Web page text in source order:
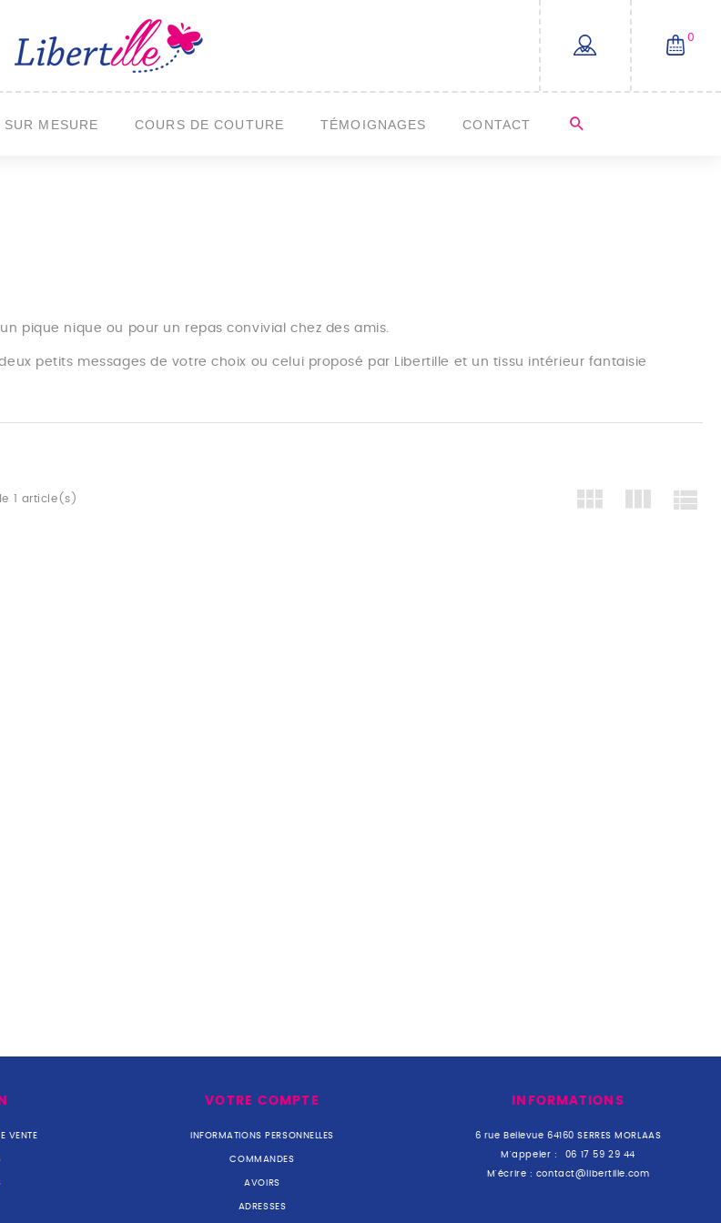
0
SUR MESURE COURS DE COUTURE TÉMOIGNAGES CONTACT
pique nique ou pour un repas convivial chez des amis.
petits messages de votre choix ou celui proposé par Libertille et un tissu intérieur fantaisie
1 article(s)
VENTE
VOTRE COMPTE
INFORMATIONS PERSONNELLES
COMMANDES
AVOIRS
ADRESSES
INFORMATIONS
6 rue Bellevue 64160 SERRES MORLAAS
M'appeler : 06 17 59 29 44
M'écrire : contact@libertille.com